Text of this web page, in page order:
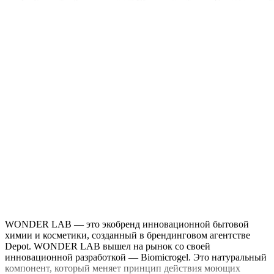
WONDER LAB — это экобренд инновационной бытовой
химии и косметики, созданный в брендинговом агентстве
Depot. WONDER LAB вышел на рынок со своей
инновационной разработкой — Biomicrogel. Это натуральный
компонент, который меняет принцип действия моющих